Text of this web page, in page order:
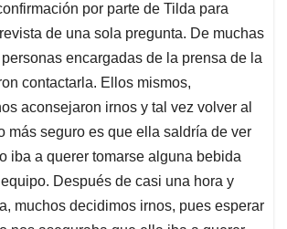
por parte de Tilda para
de una sola pregunta. De muchas
encargadas de la prensa de la
contactarla. Ellos mismos,
aconsejaron irnos y tal vez volver al
más seguro es que ella saldría de ver
iba a querer tomarse alguna bebida
Después de casi una hora y
muchos decidimos irnos, pues esperar